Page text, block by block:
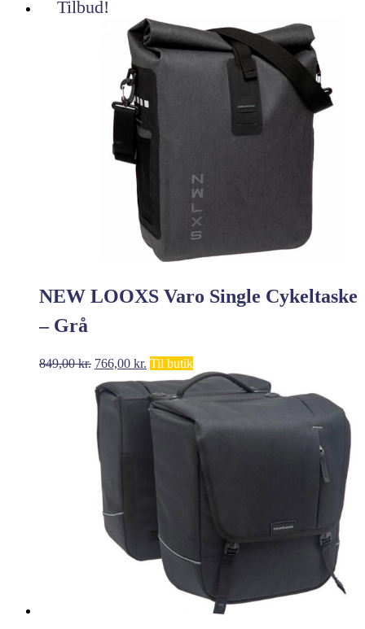
Tilbud!
NEW LOOXS Varo Single Cykeltaske
– Grå
849,00kr. Den
oprindelige
pris
var:
849,00 kr..
766,00 kr. Den
aktuelle
pris
er:
766,00 kr..
Til butik